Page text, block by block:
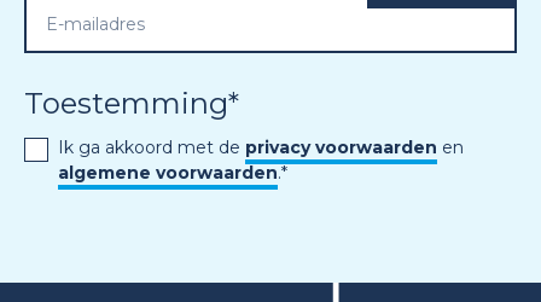
Toestemming*
Ik ga akkoord met de privacy voorwaarden en
algemene voorwaarden.*